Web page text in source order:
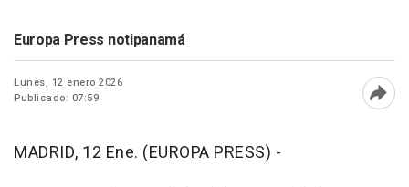
Europa Press notipanamá
Lunes, 12 enero 2026
Publicado: 07:59
MADRID, 12 Ene. (EUROPA PRESS) -